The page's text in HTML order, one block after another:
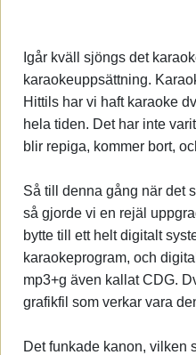
Igår kväll sjöngs det
karaokeuppsättning.
Hittils har vi haft karaoke
hela tiden. Det har inte
blir repiga, kommer bort,
Så till denna gång när det
så gjorde vi en rejäl
bytte till ett helt digitalt
karaokeprogram, och
mp3+g även kallat CDG.
grafikfil som verkar vara
Det funkade kanon, vilken